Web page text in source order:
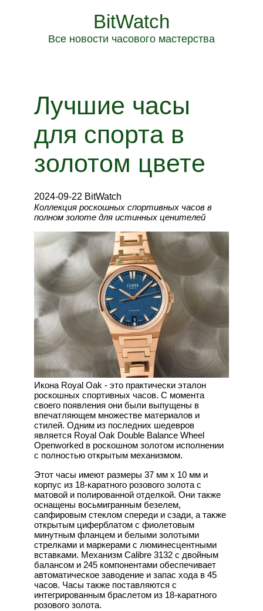
BitWatch
Все новости часового мастерства
Лучшие часы
для спорта в
золотом цвете
2024-09-22 BitWatch
Коллекция роскошных спортивных часов в
полном золоте для истинных ценителей
Икона Royal Oak - это практически эталон
роскошных спортивных часов. С момента
своего появления они были выпущены в
впечатляющем множестве материалов и
стилей. Одним из последних шедевров
является Royal Oak Double Balance Wheel
Openworked в роскошном золотом исполнении
с полностью открытым механизмом.
Этот часы имеют размеры 37 мм x 10 мм и
корпус из 18-каратного розового золота с
матовой и полированной отделкой. Они также
оснащены восьмигранным безелем,
сапфировым стеклом спереди и сзади, а также
открытым циферблатом с фиолетовым
минутным фланцем и белыми золотыми
стрелками и маркерами с люминесцентными
вставками. Механизм Calibre 3132 с двойным
балансом и 245 компонентами обеспечивает
автоматическое заводение и запас хода в 45
часов. Часы также поставляются с
интегрированным браслетом из 18-каратного
розового золота.